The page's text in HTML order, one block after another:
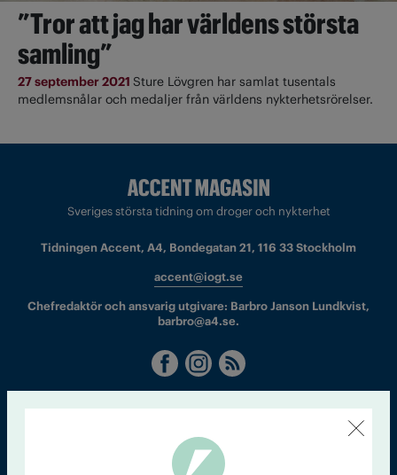
”Tror att jag har världens största
samling”
27 september 2021 Sture Lövgren har samlat tusentals
medlemsnålar och medaljer från världens nykterhetsrörelser.
Sveriges största tidning om droger och nykterhet
Tidningen Accent, A4, Bondegatan 21, 116 33 Stockholm
accent@iogt.se
Chefredaktör och ansvarig utgivare: Barbro Janson Lundkvist,
barbro@a4.se.
Kontakt Om Tidningen Tidningsarkiv In English